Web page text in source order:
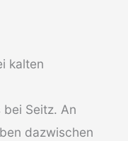
kalten
Seitz. An
dazwischen